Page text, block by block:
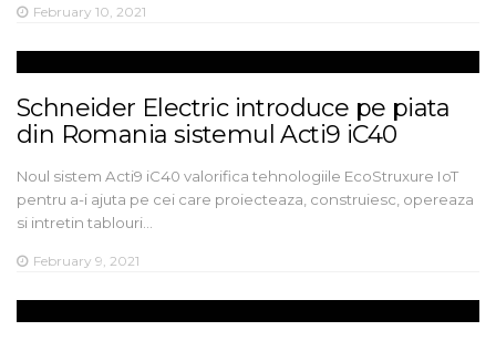
February 10, 2021
Schneider Electric introduce pe piata
din Romania sistemul Acti9 iC40
Noul sistem Acti9 iC40 valorifica tehnologiile EcoStruxure IoT
pentru a-i ajuta pe cei care proiecteaza, construiesc, opereaza
si intretin tablouri…
February 9, 2021